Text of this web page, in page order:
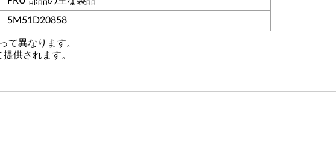
5M51D20858
て異なります。
供されます。